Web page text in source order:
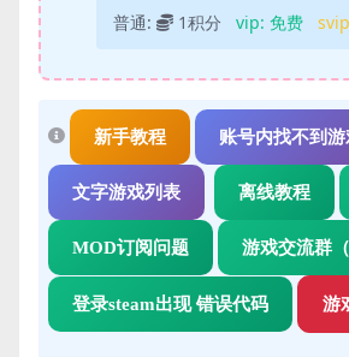
普通: 1积分 vip: 免费
新手教程 账号内找不到游
文字游戏列表 离线教程
MOD订阅问题 游戏交流群
登录steam出现 错误代码 游